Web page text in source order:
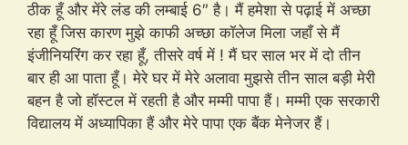
ठीक हूँ और मेंरे लंड की लम्बाई 6″ है। मैं हमेशा से पढ़ाई में अच्छा
रहा हूँ जिस कारण मुझे काफी अच्छा कॉलेज मिला जहाँ से मैं
इंजीनियरिंग कर रहा हूँ, तीसरे वर्ष में ! मैं घर साल भर में दो तीन
बार ही आ पाता हूँ। मेरे घर में मेरे अलावा मुझसे तीन साल बड़ी मेरी
बहन है जो हॉस्टल में रहती है और मम्मी पापा हैं। मम्मी एक सरकारी
विद्यालय में अध्यापिका हैं और मेरे पापा एक बैंक मेनेजर हैं।